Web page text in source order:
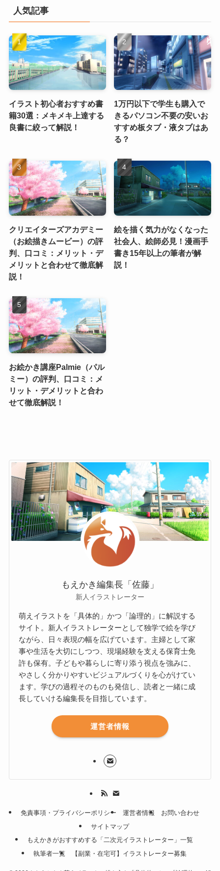
人気記事
イラスト初心者おすすめ書
籍30選：メキメキ上達する
良書に絞って解説！
1万円以下で学生も購入で
きるパソコン不要の安いお
すすめ板タブ・液タブはあ
る？
クリエイターズアカデミー
（お絵描きムービー）の評
判、口コミ：メリット・デ
メリットと合わせて徹底解
説！
絵を描く気力がなくなった
社会人、絵師必見！漫画手
書き15年以上の筆者が解
説！
お絵かき講座Palmie（パル
ミー）の評判、口コミ：メ
リット・デメリットと合わ
せて徹底解説！
もえかき編集長「佐藤」
新人イラストレーター
萌えイラストを「具体的」かつ「論理的」に解説する
サイト。新人イラストレーターとして独学で絵を学び
ながら、日々表現の幅を広げています。主婦として家
事や生活を大切にしつつ、現場経験を支える保育士免
許も保有。子どもや暮らしに寄り添う視点を強みに、
やさしく分かりやすいビジュアルづくりを心がけてい
ます。学びの過程そのものも発信し、読者と一緒に成
長していける編集長を目指しています。
運営者情報
免責事項・プライバシーポリシー 運営者情報
お問い合わせ
サイトマップ
もえかきがおすすめする「二次元イラストレーター」一覧
執筆者一覧
【副業・在宅可】イラストレーター募集